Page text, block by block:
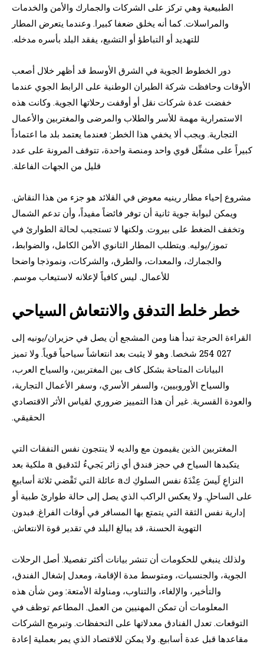
الطبيعية وهي تركز على الشركات والجمارك والأمن والخدمات
والمراسلات. كما أنه يخلق ضعفا كبيرا. وعندما يتعرض المطار
للتهديد أو التباطؤ أو التشبع، يفقد البلد بأسره مدخله.
دور الخطوط الجوية في الشرق الأوسط قد أظهر خلال أصعب
الأوقات وحافظت شركة الطيران الوطنية على الرابط الجوي عندما
خفضت عدة شركات نقل أو أوقفت رحلاتها الجوية. وكانت هذه
الاستمرارية مهمة للأسر والطلاب والمرضى والمغتربين والأعمال
التجارية. ويجب ألا يخفي هذا الخطر: فعندما يعتمد بلد ما اعتماداً
كبيراً على مشغِّل قوي واحد ومنصة واحدة، تتوقف المرونة على عدد
قليل من الجهات الفاعلة.
مشروع إحياء مطار رينيه معوض في القلائد هو جزء من هذا النقاش.
ويمكن لبوابة جوية ثانية أن توفر فائضاً مفيداً، وأن تدعم الشمال
وتخفف الضغط على بيروت. ولكنها لا تستجيب لحالة الطوارئ في
تموز/يوليه. ويتطلب المطار الثانوي الأمن الكامل، والضوابط،
والجمارك، والمعدات، والطرق، والشركات، ونموذجا واضحا
للأعمال. ليس كافياً لإعلانه لاستيعاب موسم.
خطر خلط التدفق والانتعاش السياحي
القراءة الحرجة تبدأ هنا ومن المشجع أن يصل في حزيران/يونيه إلى
027 254 شخصا. وهو لا يثبت بعد انتعاشاً سياحياً قوياً. ولا تميز
البيانات المتاحة بشكل كاف بين المغتربين، والسياح العرب،
والسياح الأوروبيين، والسفر الأسري، وسفر الأعمال التجارية،
والعودة القسرية. غير أن هذا التمييز ضروري لقياس الأثر الاقتصادي
الحقيقي.
المغتربين الذين يقيمون مع والديه لا ينتجون نفس النفقات التي
يتكبدها السياح في حجز فندق أي زائر يَجيءُ لتَدقيق a ملكية بعد
النزاعِ لَيسَ عِنْدَهُ نفس السلوكِ كa عائلة التي تَقْضي ثلاثة أسابيعِ
على الساحلِ. ولا يعكس الراكب الذي يصل إلى حالة طوارئ طبية أو
إدارية نفس الثقة التي يتمتع بها المسافر في أوقات الفراغ. فبدون
التهوية الحسنة، قد يبالغ البلد في تقدير قوة الانتعاش.
ولذلك ينبغي للحكومات أن تنشر بيانات أكثر تفصيلا. أصل الرحلات
الجوية، والجنسيات، ومتوسط مدة الإقامة، ومعدل إشغال الفندق،
والتأخير، والإلغاء، والتناوب، ومناولة الأمتعة: ومن شأن هذه
المعلومات أن تمكن المهنيين من العمل. المطاعم توظف في
التوقعات. تعدل الفنادق معدلاتها على التحفظات. وتبرمج الشركات
مقاعدها قبل عدة أسابيع. ولا يمكن للاقتصاد الذي يمر بعملية إعادة